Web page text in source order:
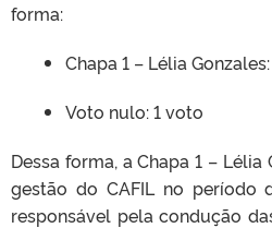
forma:
Chapa 1 – Lélia
Voto nulo: 1 voto
Dessa forma, a Chapa 1 –
gestão do CAFIL no período
responsável pela condução